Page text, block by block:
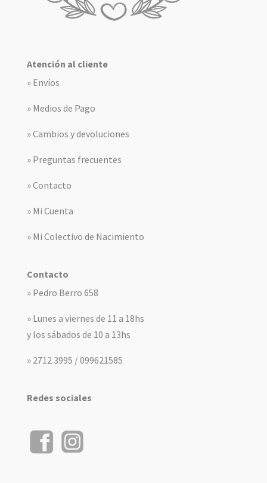
Atención al cliente
» Envíos
» Medios de Pago
» Cambios y devoluciones
» Preguntas frecuentes
» Contacto
» Mi Cuenta
» Mi Colectivo de Nacimiento
Contacto
» Pedro Berro 658
» Lunes a viernes de 11 a 18hs
y los sábados de 10 a 13hs
» 2712 3995 / 099621585
Redes sociales